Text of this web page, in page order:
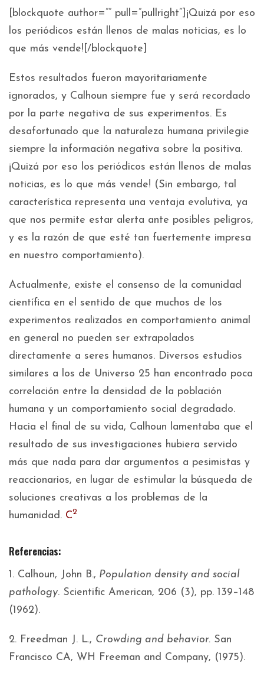
[blockquote author=”” pull=”pullright”]¡Quizá por eso
los periódicos están llenos de malas noticias, es lo
que más vende![/blockquote]
Estos resultados fueron mayoritariamente
ignorados, y Calhoun siempre fue y será recordado
por la parte negativa de sus experimentos. Es
desafortunado que la naturaleza humana privilegie
siempre la información negativa sobre la positiva.
¡Quizá por eso los periódicos están llenos de malas
noticias, es lo que más vende! (Sin embargo, tal
característica representa una ventaja evolutiva, ya
que nos permite estar alerta ante posibles peligros,
y es la razón de que esté tan fuertemente impresa
en nuestro comportamiento).
Actualmente, existe el consenso de la comunidad
científica en el sentido de que muchos de los
experimentos realizados en comportamiento animal
en general no pueden ser extrapolados
directamente a seres humanos. Diversos estudios
similares a los de Universo 25 han encontrado poca
correlación entre la densidad de la población
humana y un comportamiento social degradado.
Hacia el final de su vida, Calhoun lamentaba que el
resultado de sus investigaciones hubiera servido
más que nada para dar argumentos a pesimistas y
reaccionarios, en lugar de estimular la búsqueda de
soluciones creativas a los problemas de la
humanidad. C2
Referencias:
1. Calhoun, John B., Population density and social
pathology. Scientific American, 206 (3), pp. 139–148
(1962).
2. Freedman J. L., Crowding and behavior. San
Francisco CA, WH Freeman and Company, (1975).